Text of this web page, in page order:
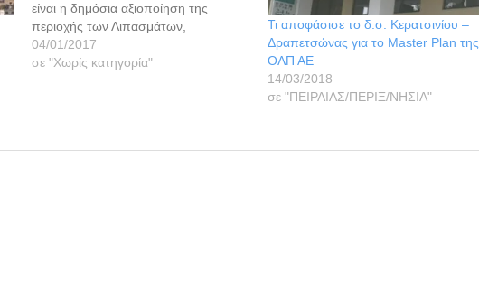
είναι η δημόσια αξιοποίηση της
περιοχής των Λιπασμάτων,
υλοποιείται. Μόλις ελάχιστους μήνες
μετά την παραχώρηση, στον δήμο
ημέρες, τις…
04/01/2017
σε "Χωρίς κατηγορία"
Τι αποφάσισε το δ.σ. Κερατσινίου –
Δραπετσώνας για το Master Plan της
ΟΛΠ ΑΕ
14/03/2018
σε "ΠΕΙΡΑΙΑΣ/ΠΕΡΙΞ/ΝΗΣΙΑ"